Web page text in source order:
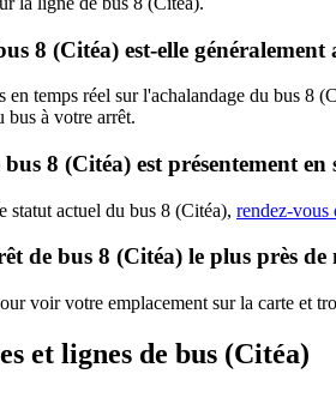
8 (Citéa) est-elle généralement
en temps réel sur l'achalandage du bus 8
bus à votre arrêt.
8 (Citéa) est présentement en
statut actuel du bus 8 (Citéa), rendez-vous
de bus 8 (Citéa) le plus près de
voir votre emplacement sur la carte et
et lignes de bus (Citéa)